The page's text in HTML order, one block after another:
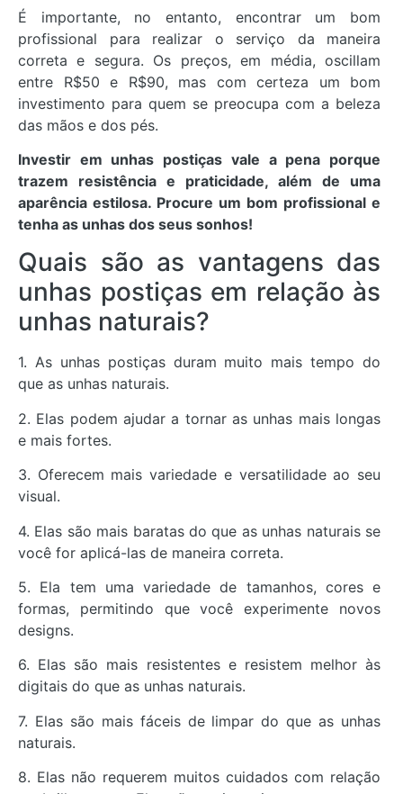
É importante, no entanto, encontrar um bom
profissional para realizar o serviço da maneira
correta e segura. Os preços, em média, oscillam
entre R$50 e R$90, mas com certeza um bom
investimento para quem se preocupa com a beleza
das mãos e dos pés.
Investir em unhas postiças vale a pena porque
trazem resistência e praticidade, além de uma
aparência estilosa. Procure um bom profissional e
tenha as unhas dos seus sonhos!
Quais são as vantagens das
unhas postiças em relação às
unhas naturais?
1. As unhas postiças duram muito mais tempo do
que as unhas naturais.
2. Elas podem ajudar a tornar as unhas mais longas
e mais fortes.
3. Oferecem mais variedade e versatilidade ao seu
visual.
4. Elas são mais baratas do que as unhas naturais se
você for aplicá-las de maneira correta.
5. Ela tem uma variedade de tamanhos, cores e
formas, permitindo que você experimente novos
designs.
6. Elas são mais resistentes e resistem melhor às
digitais do que as unhas naturais.
7. Elas são mais fáceis de limpar do que as unhas
naturais.
8. Elas não requerem muitos cuidados com relação